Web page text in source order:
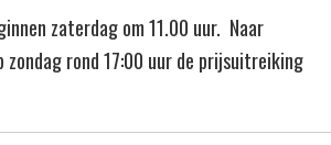
zaterdag om 11.00 uur. Naar
rond 17:00 uur de prijsuitreiking